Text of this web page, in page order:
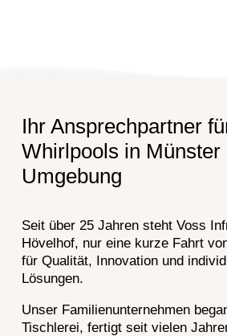
Ihr Ansprechpartner
Whirlpools in Münster
Umgebung
Seit über 25 Jahren steht Voss
Hövelhof, nur eine kurze Fahrt
für Qualität, Innovation und
Lösungen.
Unser Familienunternehmen
Tischlerei, fertigt seit vielen